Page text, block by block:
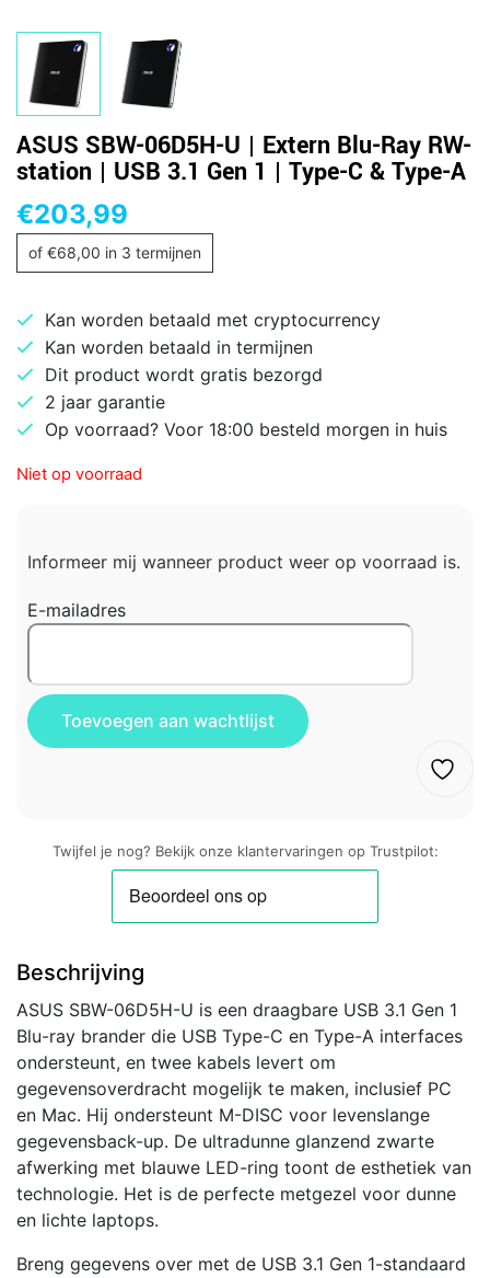
ASUS SBW-06D5H-U | Extern Blu-Ray RW-
station | USB 3.1 Gen 1 | Type-C & Type-A
€203,99
of €68,00 in 3 termijnen
Kan worden betaald met cryptocurrency
Kan worden betaald in termijnen
Dit product wordt gratis bezorgd
2 jaar garantie
Op voorraad? Voor 18:00 besteld morgen in huis
Niet op voorraad
Informeer mij wanneer product weer op voorraad is.
E-mailadres
Twijfel je nog? Bekijk onze klantervaringen op Trustpilot:
Beschrijving
ASUS SBW-06D5H-U is een draagbare USB 3.1 Gen 1
Blu-ray brander die USB Type-C en Type-A interfaces
ondersteunt, en twee kabels levert om
gegevensoverdracht mogelijk te maken, inclusief PC
en Mac. Hij ondersteunt M-DISC voor levenslange
gegevensback-up. De ultradunne glanzend zwarte
afwerking met blauwe LED-ring toont de esthetiek van
technologie. Het is de perfecte metgezel voor dunne
en lichte laptops.
Breng gegevens over met de USB 3.1 Gen 1-standaard